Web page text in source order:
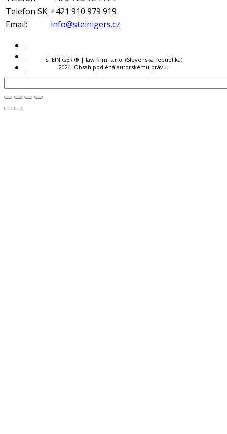
Telefon SK: +421 910 979 919
Email:
info@steinigers.cz
STEINIGER ® | law firm, s.r.o. (Slovenská republika)
2024. Obsah podléhá autorskému právu.